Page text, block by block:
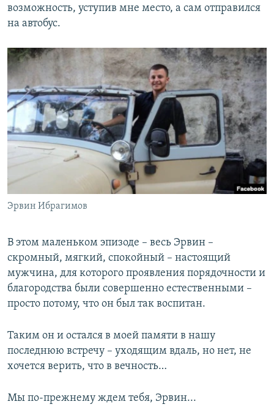
возможность, уступив мне место, а сам отправился
на автобус.
Эрвин Ибрагимов
В этом маленьком эпизоде – весь Эрвин –
скромный, мягкий, спокойный – настоящий
мужчина, для которого проявления порядочности и
благородства были совершенно естественными –
просто потому, что он был так воспитан.
Таким он и остался в моей памяти в нашу
последнюю встречу – уходящим вдаль, но нет, не
хочется верить, что в вечность…
Мы по-прежнему ждем тебя, Эрвин...